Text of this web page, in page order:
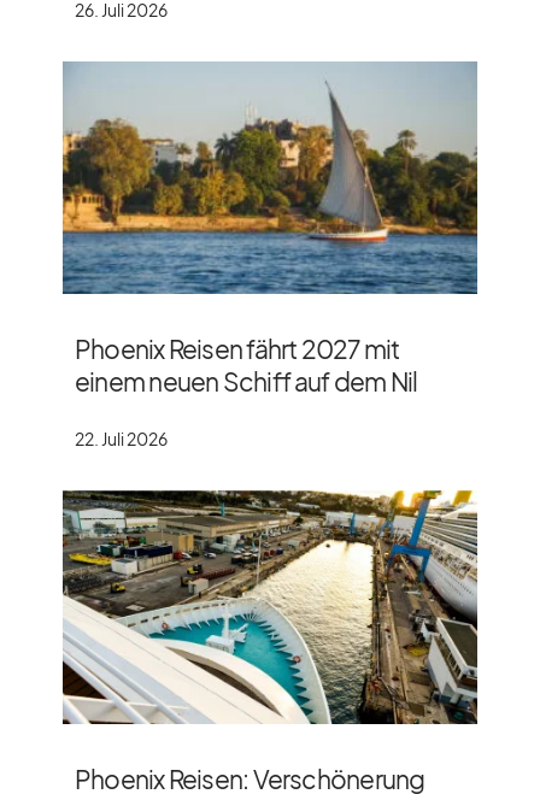
26. Juli 2026
Phoenix Reisen fährt 2027 mit
einem neuen Schiff auf dem Nil
22. Juli 2026
Phoenix Reisen: Verschönerung